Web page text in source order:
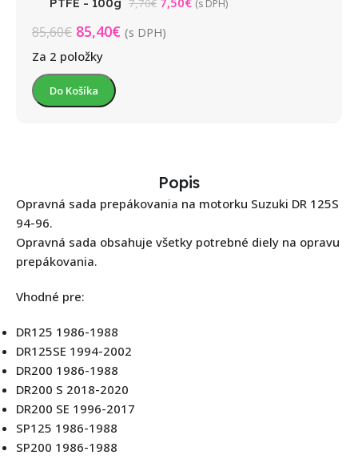
7,70€ (s DPH)
85,60€ 85,40€ (s DPH)
Za 2 položky
Do Košíka
Popis
Opravná sada prepákovania na motorku Suzuki DR 125S
94-96.
Opravná sada obsahuje všetky potrebné diely na opravu
prepákovania.
Vhodné pre:
DR125 1986-1988
DR125SE 1994-2002
DR200 1986-1988
DR200 S 2018-2020
DR200 SE 1996-2017
SP125 1986-1988
SP200 1986-1988